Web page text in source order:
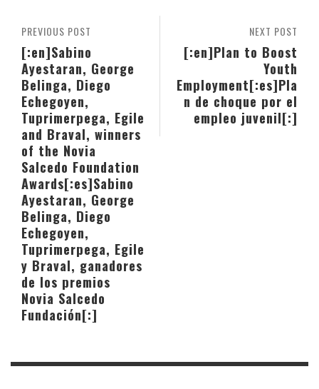
NEXT POST
[:en]Plan to Boost
Youth
Employment[:es]Pla
n de choque por el
empleo juvenil[:]
PREVIOUS POST
[:en]Sabino
Ayestaran, George
Belinga, Diego
Echegoyen,
Tuprimerpega, Egile
and Braval, winners
of the Novia
Salcedo Foundation
Awards[:es]Sabino
Ayestaran, George
Belinga, Diego
Echegoyen,
Tuprimerpega, Egile
y Braval, ganadores
de los premios
Novia Salcedo
Fundación[:]